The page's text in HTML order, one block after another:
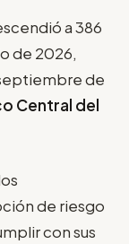
a 386
de 2026,
de
Central del
de riesgo
con sus